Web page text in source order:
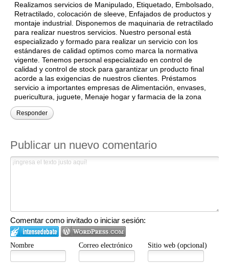
Realizamos servicios de Manipulado, Etiquetado, Embolsado,
Retractilado, colocación de sleeve, Enfajados de productos y
montaje industrial. Disponemos de maquinaria de retractilado
para realizar nuestros servicios. Nuestro personal está
especializado y formado para realizar un servicio con los
estándares de calidad optimos como marca la normativa
vigente. Tenemos personal especializado en control de
calidad y control de stock para garantizar un producto final
acorde a las exigencias de nuestros clientes. Préstamos
servicio a importantes empresas de Alimentación, envases,
puericultura, juguete, Menaje hogar y farmacia de la zona
Responder
Publicar un nuevo comentario
Comentar como invitado o iniciar sesión:
Nombre Correo electrónico Sitio web (opcional)